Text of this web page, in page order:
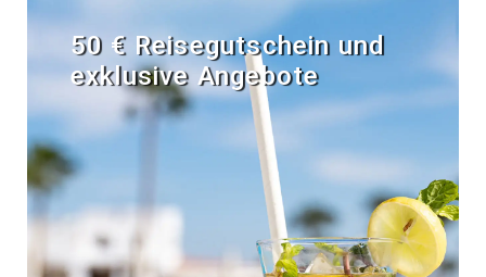
50 € Reisegutschein und
exklusive Angebote